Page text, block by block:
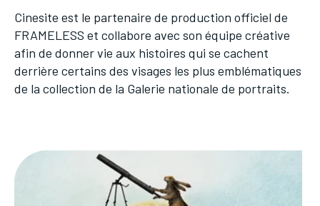
Cinesite est le partenaire de production officiel de
FRAMELESS et collabore avec son équipe créative
afin de donner vie aux histoires qui se cachent
derrière certains des visages les plus emblématiques
de la collection de la Galerie nationale de portraits.